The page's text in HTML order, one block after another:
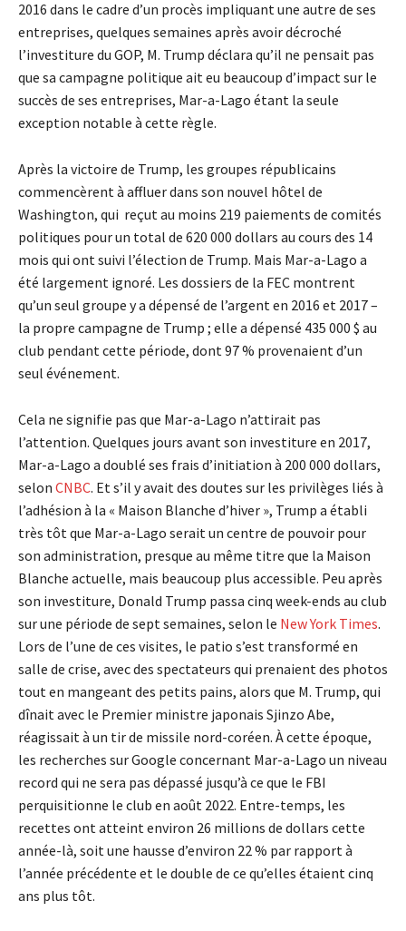
2016 dans le cadre d’un procès impliquant une autre de ses
entreprises, quelques semaines après avoir décroché
l’investiture du GOP, M. Trump déclara qu’il ne pensait pas
que sa campagne politique ait eu beaucoup d’impact sur le
succès de ses entreprises, Mar-a-Lago étant la seule
exception notable à cette règle.
Après la victoire de Trump, les groupes républicains
commencèrent à affluer dans son nouvel hôtel de
Washington, qui reçut au moins 219 paiements de comités
politiques pour un total de 620 000 dollars au cours des 14
mois qui ont suivi l’élection de Trump. Mais Mar-a-Lago a
été largement ignoré. Les dossiers de la FEC montrent
qu’un seul groupe y a dépensé de l’argent en 2016 et 2017 –
la propre campagne de Trump ; elle a dépensé 435 000 $ au
club pendant cette période, dont 97 % provenaient d’un
seul événement.
Cela ne signifie pas que Mar-a-Lago n’attirait pas
l’attention. Quelques jours avant son investiture en 2017,
Mar-a-Lago a doublé ses frais d’initiation à 200 000 dollars,
selon CNBC. Et s’il y avait des doutes sur les privilèges liés à
l’adhésion à la « Maison Blanche d’hiver », Trump a établi
très tôt que Mar-a-Lago serait un centre de pouvoir pour
son administration, presque au même titre que la Maison
Blanche actuelle, mais beaucoup plus accessible. Peu après
son investiture, Donald Trump passa cinq week-ends au club
sur une période de sept semaines, selon le New York Times.
Lors de l’une de ces visites, le patio s’est transformé en
salle de crise, avec des spectateurs qui prenaient des photos
tout en mangeant des petits pains, alors que M. Trump, qui
dînait avec le Premier ministre japonais Sjinzo Abe,
réagissait à un tir de missile nord-coréen. À cette époque,
les recherches sur Google concernant Mar-a-Lago un niveau
record qui ne sera pas dépassé jusqu’à ce que le FBI
perquisitionne le club en août 2022. Entre-temps, les
recettes ont atteint environ 26 millions de dollars cette
année-là, soit une hausse d’environ 22 % par rapport à
l’année précédente et le double de ce qu’elles étaient cinq
ans plus tôt.